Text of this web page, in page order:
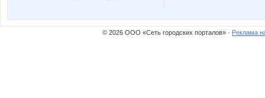
© 2026 ООО «Сеть городских порталов» · Реклама